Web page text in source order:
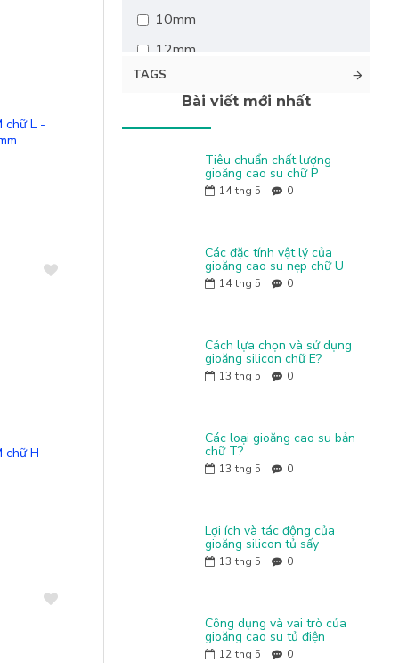
chữ L -
chữ H -
10mm
12.5mm
22.5mm
42.5mm
16.5mm
16.8mm
16mm
24.3mm
25.7mm
10mm
12mm
13mm
14mm
21.6mm
29.4mm
30.8mm
TAGS
Bài viết mới nhất
Tiêu chuẩn chất lượng
gioăng cao su chữ P
14 thg 5 0
Các đặc tính vật lý của
gioăng cao su nẹp chữ U
14 thg 5 0
Cách lựa chọn và sử dụng
gioăng silicon chữ E?
13 thg 5 0
Các loại gioăng cao su bản
chữ T?
13 thg 5 0
Lợi ích và tác động của
gioăng silicon tủ sấy
13 thg 5 0
Công dụng và vai trò của
gioăng cao su tủ điện
12 thg 5 0